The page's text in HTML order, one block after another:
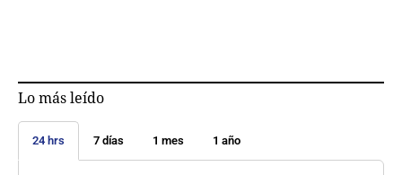
Lo más leído
24 hrs 7 días 1 mes 1 año